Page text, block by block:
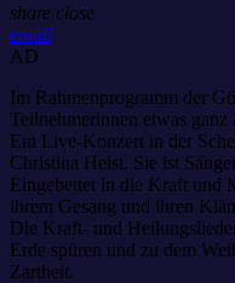
share close
email
AD
Im Rahmenprogramm der
Teilnehmerinnen etwas
Ein Live-Konzert in der
Christina Heist. Sie ist
Eingebettet in die Kraft und
ihrem Gesang und ihren
Die Kraft- und
Erde spüren und zu dem
Zartheit.